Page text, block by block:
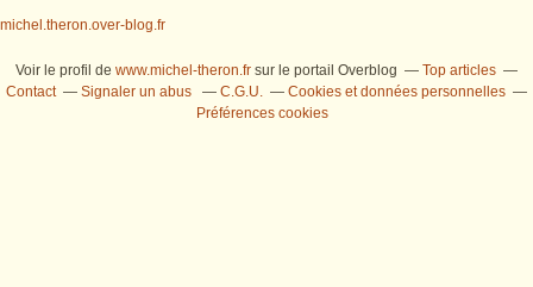
michel.theron.over-blog.fr
Voir le profil de www.michel-theron.fr sur le portail Overblog
Top articles
Contact
Signaler un abus C.G.U.
Cookies et données personnelles
Préférences cookies